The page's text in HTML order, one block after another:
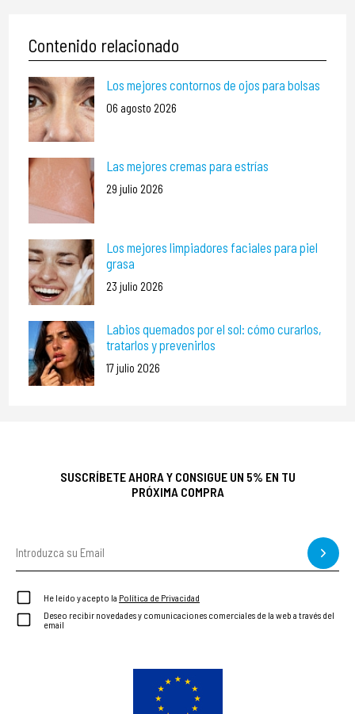
Contenido relacionado
Los mejores contornos de ojos para bolsas
06 agosto 2026
Las mejores cremas para estrías
29 julio 2026
Los mejores limpiadores faciales para piel
grasa
23 julio 2026
Labios quemados por el sol: cómo curarlos,
tratarlos y prevenirlos
17 julio 2026
SUSCRÍBETE AHORA Y CONSIGUE UN 5% EN TU
PRÓXIMA COMPRA
He leído y acepto la Política de Privacidad
Deseo recibir novedades y comunicaciones comerciales de la web a través del
email